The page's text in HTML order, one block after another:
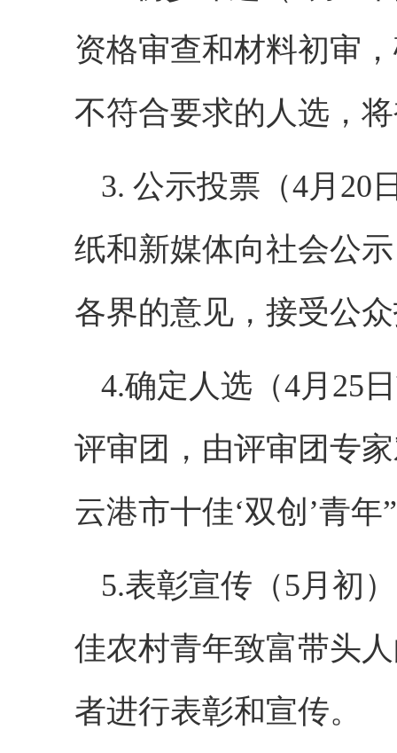
资格审查和材料初审
不符合要求的人选，
3. 公示投票（4月20
纸和新媒体向社会公
各界的意见，接受公
4.确定人选（4月25
评审团，由评审团专
云港市十佳‘双创’青
5.表彰宣传（5月初
佳农村青年致富带头
者进行表彰和宣传。